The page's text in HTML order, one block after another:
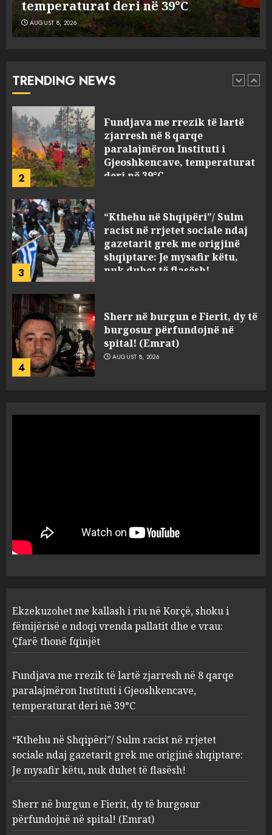
temperaturat deri në 39°C
AUGUST 8, 2026
TRENDING NEWS
2
Fundjava me rrezik të lartë
deri në 39°C
3
“Kthehu në Shqipëri”/ Sulm
racist në rrjetet sociale ndaj
gazetarit grek me origjinë
shqiptare: Je mysafir këtu,
nuk duhet të flasësh!
4
Sherr në burgun e Fierit, dy të
burgosur përfundojnë në
spital! (Emrat)
AUGUST 8, 2026
5
Tentoi të vriste me armë
zjarri një 38-vjeçar/ Kapet në
flagrancë autori i dyshuar në
Kavajë! (Emrat)
2
paralajmëron Instituti i
Gjeoshkencave, temperaturat
deri në 39°C
3
racist në rrjetet sociale ndaj
gazetarit grek me origjinë
nuk duhet të flasësh!
Sherr në burgun e Fierit, dy të
burgosur përfundojnë në
AUGUST 8, 2026
zjarri një 38-vjeçar/ Kapet në
flagrancë autori i dyshuar në
Kavajë! (Emrat)
Ekzekuzohet me kallash i riu në Korçë, shoku i
fëmijërisë e ndoqi vrenda pallatit dhe e vrau:
Çfarë thonë fqinjët
Fundjava me rrezik të lartë zjarresh në 8 qarqe
paralajmëron Instituti i Gjeoshkencave,
temperaturat deri në 39°C
“Kthehu në Shqipëri”/ Sulm racist në rrjetet
sociale ndaj gazetarit grek me origjinë shqiptare:
Je mysafir këtu, nuk duhet të flasësh!
Sherr në burgun e Fierit, dy të burgosur
përfundojnë në spital! (Emrat)